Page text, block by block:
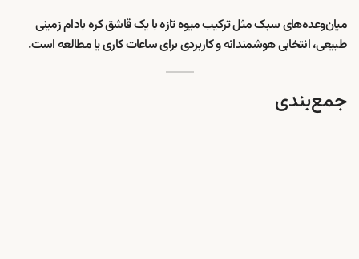
میان‌وعده‌های سبک مثل ترکیب میوه تازه با یک قاشق کره بادام زمینی
طبیعی، انتخابی هوشمندانه و کاربردی برای ساعات کاری یا مطالعه است.
جمع‌بندی